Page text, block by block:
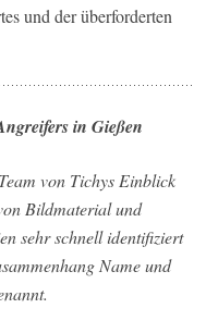
und der überforderten
in Gießen
von Tichys Einblick
Bildmaterial und
sehr schnell identifiziert
Name und